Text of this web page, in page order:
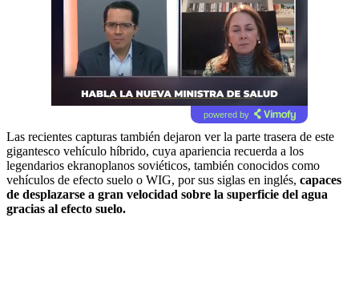
powered by
Las recientes capturas también dejaron ver la parte trasera de este
gigantesco vehículo híbrido, cuya apariencia recuerda a los
legendarios ekranoplanos soviéticos, también conocidos como
vehículos de efecto suelo o WIG, por sus siglas en inglés, capaces
de desplazarse a gran velocidad sobre la superficie del agua
gracias al efecto suelo.